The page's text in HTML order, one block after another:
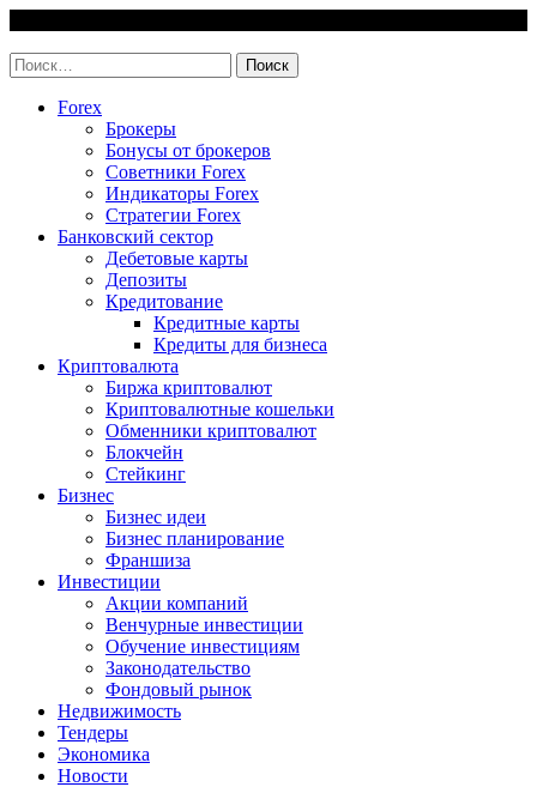
content
Найти:
Forex
Брокеры
Бонусы от брокеров
Советники Forex
Индикаторы Forex
Стратегии Forex
Банковский сектор
Дебетовые карты
Депозиты
Кредитование
Кредитные карты
Кредиты для бизнеса
Криптовалюта
Биржа криптовалют
Криптовалютные кошельки
Обменники криптовалют
Блокчейн
Стейкинг
Бизнес
Бизнес идеи
Бизнес планирование
Франшиза
Инвестиции
Акции компаний
Венчурные инвестиции
Обучение инвестициям
Законодательство
Фондовый рынок
Недвижимость
Тендеры
Экономика
Новости